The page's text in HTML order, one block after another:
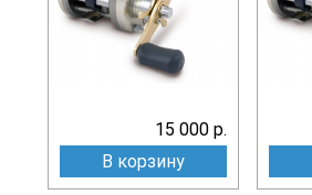
15 000 р.
В корзину